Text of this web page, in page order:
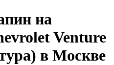
на
Venture
в Москве